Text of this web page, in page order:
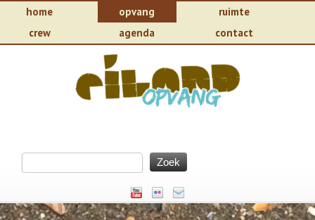
home opvang
ruimte
crew
agenda contact